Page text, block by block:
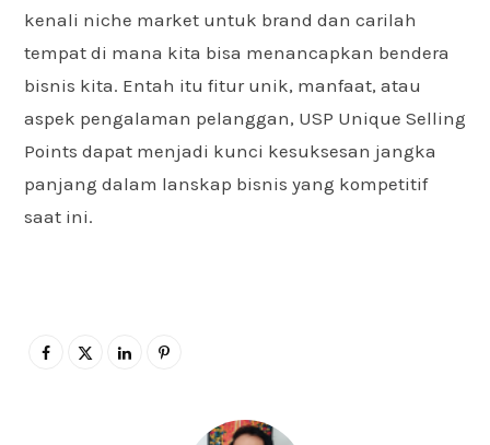
kenali niche market untuk brand dan carilah
tempat di mana kita bisa menancapkan bendera
bisnis kita. Entah itu fitur unik, manfaat, atau
aspek pengalaman pelanggan, USP Unique Selling
Points dapat menjadi kunci kesuksesan jangka
panjang dalam lanskap bisnis yang kompetitif
saat ini.